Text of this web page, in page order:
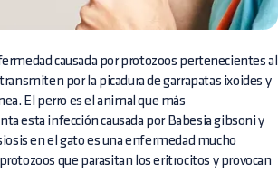
causada por protozoos pertenecientes al
por la picadura de garrapatas ixoides y
El perro es el animal que más
esta infección causada por Babesia gibsoni y
en el gato es una enfermedad mucho
que parasitan los eritrocitos y provocan